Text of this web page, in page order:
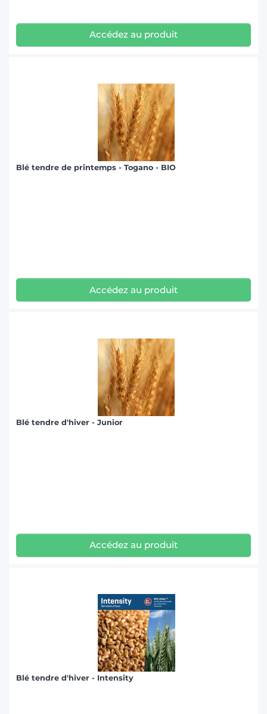
Accédez au produit
Blé tendre de printemps - Togano - BIO
Accédez au produit
Blé tendre d'hiver - Junior
Accédez au produit
Blé tendre d'hiver - Intensity